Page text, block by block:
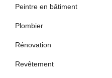
Peintre en bâtiment
Plombier
Rénovation
Revêtement